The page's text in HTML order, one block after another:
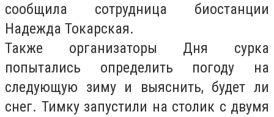
сообщила сотрудница биостанции
Надежда Токарская.
Также организаторы Дня сурка
попытались определить погоду на
следующую зиму и выяснить, будет ли
снег. Тимку запустили на столик с двумя